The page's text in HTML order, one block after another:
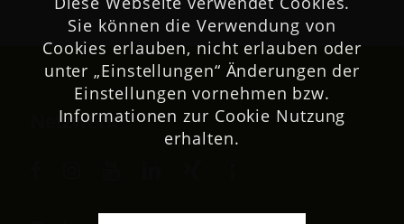
Netzwerk
Sie können die Verwendung von
Cookies erlauben, nicht erlauben oder
unter „Einstellungen“ Änderungen der
Einstellungen vornehmen bzw.
Informationen zur Cookie Nutzung
erhalten.